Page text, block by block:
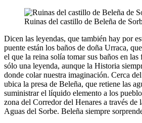
Ruinas del castillo de Beleña de
Dicen las leyendas, que también hay por
puente están los baños de doña Urraca,
el que la reina solía tomar sus baños en las
sólo una leyenda, aunque la Historia
donde colar nuestra imaginación. Cerca
ubica la presa de Beleña, que retiene las
suministrar el líquido elemento a los
zona del Corredor del Henares a través de
Aguas del Sorbe. Beleña siempre